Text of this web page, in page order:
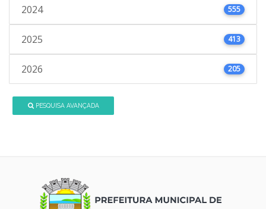
2024 555
2025 413
2026 205
PESQUISA AVANÇADA